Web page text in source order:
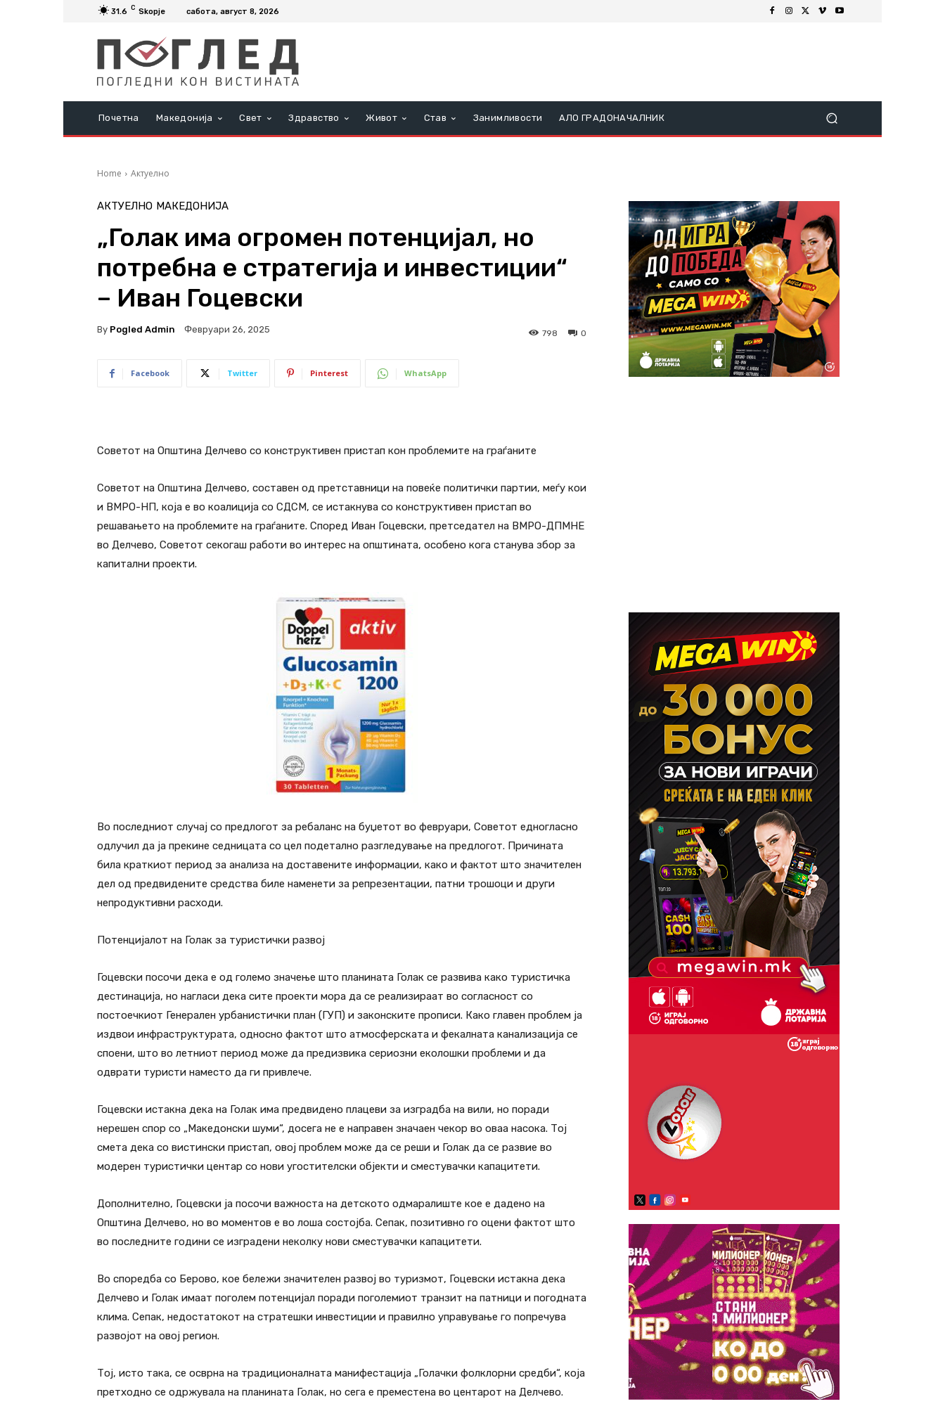
31.6 C Skopje сабота, август 8, 2026
Почетна Македонија Свет Здравство Живот Став Занимливости АЛО ГРАДОНАЧАЛНИК
Home Актуелно
АКТУЕЛНО МАКЕДОНИЈА
„Голак има огромен потенцијал, но
потребна е стратегија и инвестиции“
– Иван Гоцевски
By Pogled Admin Февруари 26, 2025 0
798
Facebook Twitter Pinterest WhatsApp
Советот на Општина Делчево со конструктивен пристап кон проблемите на граѓаните
Советот на Општина Делчево, составен од претставници на повеќе политички партии, меѓу кои
и ВМРО-НП, која е во коалиција со СДСМ, се истакнува со конструктивен пристап во
решавањето на проблемите на граѓаните. Според Иван Гоцевски, претседател на ВМРО-ДПМНЕ
во Делчево, Советот секогаш работи во интерес на општината, особено кога станува збор за
капитални проекти.
Во последниот случај со предлогот за ребаланс на буџетот во февруари, Советот едногласно
одлучил да ја прекине седницата со цел подетално разгледување на предлогот. Причината
била краткиот период за анализа на доставените информации, како и фактот што значителен
дел од предвидените средства биле наменети за репрезентации, патни трошоци и други
непродуктивни расходи.
Потенцијалот на Голак за туристички развој
Гоцевски посочи дека е од големо значење што планината Голак се развива како туристичка
дестинација, но нагласи дека сите проекти мора да се реализираат во согласност со
постоечкиот Генерален урбанистички план (ГУП) и законските прописи. Како главен проблем ја
издвои инфраструктурата, односно фактот што атмосферската и фекалната канализација се
споени, што во летниот период може да предизвика сериозни еколошки проблеми и да
одврати туристи наместо да ги привлече.
Гоцевски истакна дека на Голак има предвидено плацеви за изградба на вили, но поради
нерешен спор со „Македонски шуми“, досега не е направен значаен чекор во оваа насока. Тој
смета дека со вистински пристап, овој проблем може да се реши и Голак да се развие во
модерен туристички центар со нови угостителски објекти и сместувачки капацитети.
Дополнително, Гоцевски ја посочи важноста на детското одмаралиште кое е дадено на
Општина Делчево, но во моментов е во лоша состојба. Сепак, позитивно го оцени фактот што
во последните години се изградени неколку нови сместувачки капацитети.
Во споредба со Берово, кое бележи значителен развој во туризмот, Гоцевски истакна дека
Делчево и Голак имаат поголем потенцијал поради поголемиот транзит на патници и погодната
клима. Сепак, недостатокот на стратешки инвестиции и правилно управување го попречува
развојот на овој регион.
Тој, исто така, се осврна на традиционалната манифестација „Голачки фолклорни средби“, која
претходно се одржувала на планината Голак, но сега е преместена во центарот на Делчево.